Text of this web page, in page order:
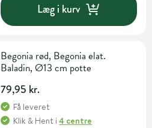
Læg i kurv
Begonia rød, Begonia elat.
Baladin, Ø13 cm potte
79,95 kr.
Få leveret
Klik & Hent i4 centre